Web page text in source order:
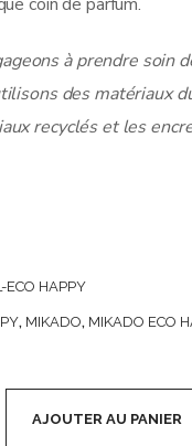
à prendre soin
des matériaux
recyclés et les
HAPPY
, MIKADO, MIKADO ECO
Eco Happy 95 ml (soit
AJOUTER AU PANIER